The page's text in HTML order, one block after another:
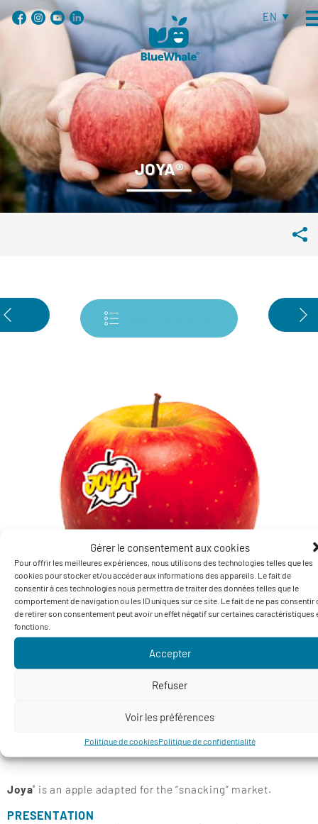
Gérer le consentement aux cookies
Pour offrir les meilleures expériences, nous utilisons des technologies telles que les
cookies pour stocker et/ou accéder aux informations des appareils. Le fait de
consentir à ces technologies nous permettra de traiter des données telles que le
comportement de navigation ou les ID uniques sur ce site. Le fait de ne pas consentir
de retirer son consentement peut avoir un effet négatif sur certaines caractéristiques
fonctions.
Accepter
Refuser
Voir les préférences
Politique de cookiesPolitique de confidentialité
EN
JOYA®
Joya® is an apple adapted for the “snacking” market.
PRESENTATION